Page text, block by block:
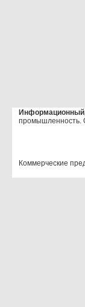
промышленность.
Коммерческие